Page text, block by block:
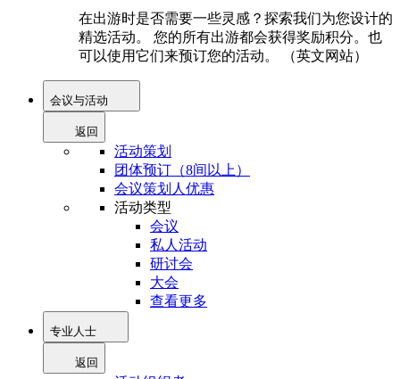
在出游时是否需要一些灵感？探索我们为您设计的
精选活动。 您的所有出游都会获得奖励积分。也
可以使用它们来预订您的活动。 （英文网站）
会议与活动
返回
活动策划
团体预订（8间以上）
会议策划人优惠
活动类型
会议
私人活动
研讨会
大会
查看更多
专业人士
返回